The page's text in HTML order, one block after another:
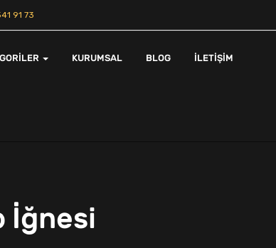
91 73
KURUMSAL BLOG İLETIŞIM
İğnesi